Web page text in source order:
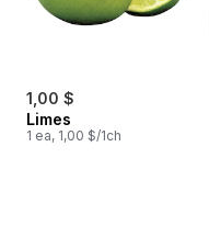
1,00 $
Limes
1 ea, 1,00 $/1ch